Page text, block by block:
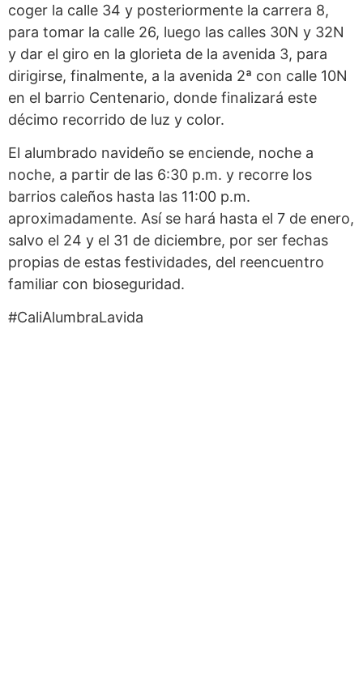
coger la calle 34 y posteriormente la carrera 8,
para tomar la calle 26, luego las calles 30N y 32N
y dar el giro en la glorieta de la avenida 3, para
dirigirse, finalmente, a la avenida 2ª con calle 10N
en el barrio Centenario, donde finalizará este
décimo recorrido de luz y color.
El alumbrado navideño se enciende, noche a
noche, a partir de las 6:30 p.m. y recorre los
barrios caleños hasta las 11:00 p.m.
aproximadamente. Así se hará hasta el 7 de enero,
salvo el 24 y el 31 de diciembre, por ser fechas
propias de estas festividades, del reencuentro
familiar con bioseguridad.
#CaliAlumbraLavida